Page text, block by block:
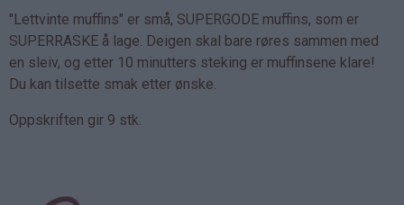
"Lettvinte muffins" er små, SUPERGODE muffins, som er
SUPERRASKE å lage. Deigen skal bare røres sammen med
en sleiv, og etter 10 minutters steking er muffinsene klare!
Du kan tilsette smak etter ønske.
Oppskriften gir 9 stk.